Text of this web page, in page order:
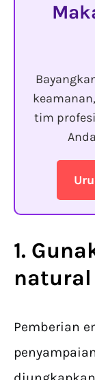
tim
1.
natural
Pemberian